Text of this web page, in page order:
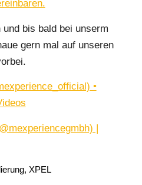
bis bald bei unserm
gern mal auf unseren
•
|
, XPEL